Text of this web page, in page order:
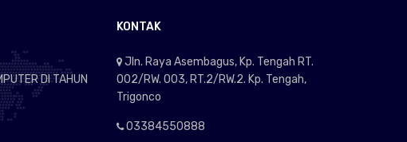
DI TAHUN
KONTAK
Jln. Raya Asembagus, Kp. Tengah RT.
002/RW. 003, RT.2/RW.2. Kp. Tengah,
Trigonco
03384550888